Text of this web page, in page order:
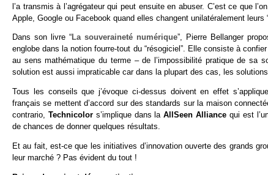
l’a transmis à l’agrégateur qui peut ensuite en abuser. C’est ce que
Apple, Google ou Facebook quand elles changent unilatéralement leurs
Dans son livre “La souveraineté numérique”, Pierre Bellanger
englobe dans la notion fourre-tout du “résogiciel”. Elle consiste à
au sens mathématique du terme – de l’impossibilité pratique de sa
solution est aussi impraticable car dans la plupart des cas, les
Tous les conseils que j’évoque ci-dessus doivent en effet
français se mettent d’accord sur des standards sur la maison
contrario, Technicolors’implique dans laAllSeen Alliance qui est
de chances de donner quelques résultats.
Et au fait, est-ce que les initiatives d’innovation ouverte des grands
leur marché ? Pas évident du tout !